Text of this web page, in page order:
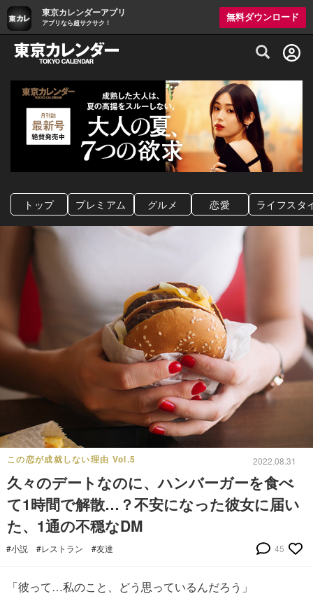
東京カレンダーアプリ
アプリなら超サクサク！
無料ダウンロード
グルメ情報・プレミアムレストラン予約
トップ プレミアム グルメ 恋愛 ライフスタ
この恋が成就しない理由 Vol.5 2022.08.31
久々のデートなのに、ハンバーガーを食べ
て1時間で解散…？不安になった彼女に届い
た、1通の不穏なDM
#小説 #レストラン #友達 45
「彼って…私のこと、どう思っているんだろう」